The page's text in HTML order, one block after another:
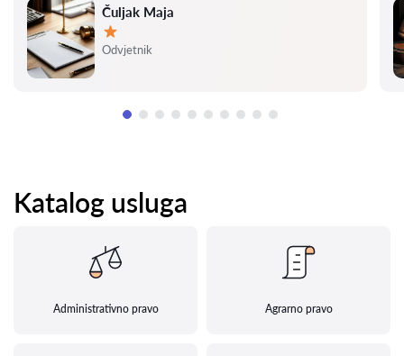
Čuljak Maja
Ocjena:
Odvjetnik
Katalog usluga
Administrativno pravo Agrarno pravo